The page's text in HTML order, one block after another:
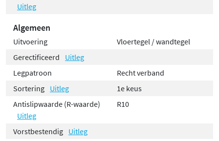
Uitleg
Algemeen
Uitvoering
Vloertegel / wandtegel
Gerectificeerd
Uitleg
Legpatroon
Recht verband
Sortering Uitleg
1e keus
Antislipwaarde (R-waarde)
Uitleg
R10
Vorstbestendig Uitleg